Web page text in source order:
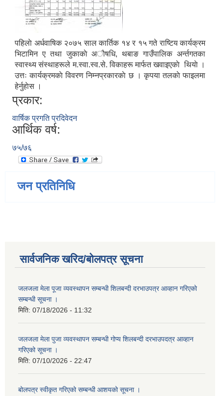
पहिलाे अर्धवाषिक २०७५ साल कार्तिक १४ र १५ गते राष्टिय कार्यक्रम
भिटामिन ए तथा जुकाकाे अाैषधि, थबाङ गाउँपालिक अर्न्तगतका
स्वास्थ्य संस्थाहरूले म.स्वा.स्व.से. विकाहरू मार्फत खवाइएकाे थियाे ।
उत्तः कार्यक्रमकाे विवरण निम्नप्रकारकाे छ । कृपया तलकाे फाइलमा
हेर्नुहाेस ।
प्रकार:
वार्षिक प्रगति प्रदिवेदन
आर्थिक वर्ष:
७५/७६
जन प्रतिनिधि
सार्वजनिक खरिद/बोलपत्र सूचना
जलजला मेला पूजा व्यवस्थापन सम्बन्धी शिलबन्दी दरभाउपत्र आव्हान गरिएको
सम्बन्धी सूचना ।
मिति: 07/18/2026 - 11:32
जलजला मेला पुजा व्यवस्थापन सम्बन्धी गोप्य शिलबन्दी दरभाउपदत्र आव्हान
गरिएको सूचना ।
मिति: 07/10/2026 - 22:47
बोलपत्र स्वीकृत गरिएको सम्बन्धी आशयको सूचना ।